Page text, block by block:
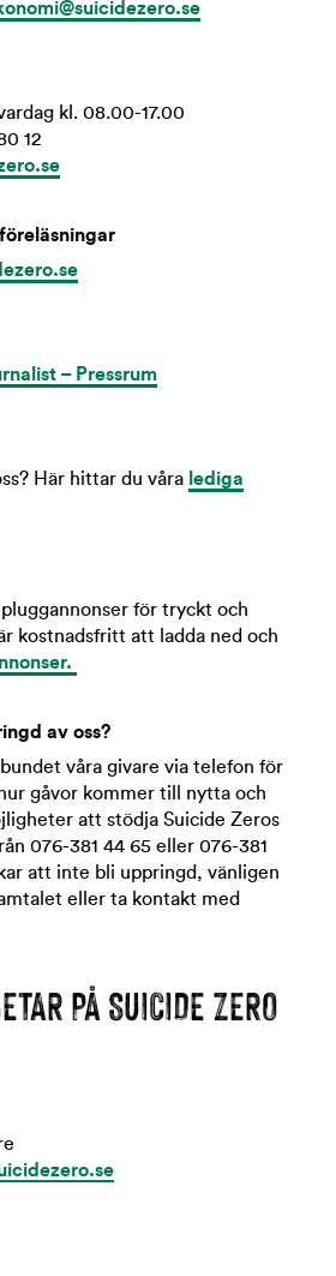
kl. 08.00-17.00
12
– Pressrum
Här hittar du våra lediga
för tryckt och
kostnadsfritt att ladda ned och
av oss?
våra givare via telefon för
gåvor kommer till nytta och
att stödja Suicide Zeros
076-381 44 65 eller 076-381
att inte bli uppringd, vänligen
eller ta kontakt med
PÅ SUICIDE ZERO